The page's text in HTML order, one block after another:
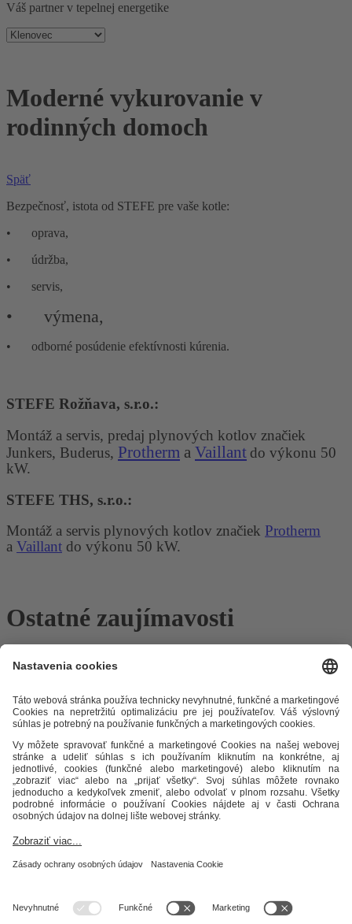
Váš partner v tepelnej energetike
Moderné vykurovanie v
rodinných domoch
Späť
Bezpečnosť, istota od STEFE pre vaše kotle:
•
oprava,
•
údržba,
•
servis,
• výmena,
• odborné posúdenie efektívnosti kúrenia.
STEFE Rožňava, s.r.o.:
Montáž a servis, predaj plynových kotlov značiek
Junkers, Buderus, Protherm a Vaillant do výkonu 50
kW.
STEFE THS, s.r.o.:
Montáž a servis plynových kotlov značiek Protherm
a Vaillant do výkonu 50 kW.
Ostatné zaujímavosti
Odkazy
Alternatívne riešenie sporov
Práva a povinnosti odberateľov
Ochrana osobných údajov Cenník zemný plyn Časopis Teplo v
meste Impresum Etický kódex Podmienky a ustanovenia Mapa
STEFE THS, s.r.o.
Okružná 42/9
050 01 Revúca
IČO: 36 045 403
DIČ: 2020069436